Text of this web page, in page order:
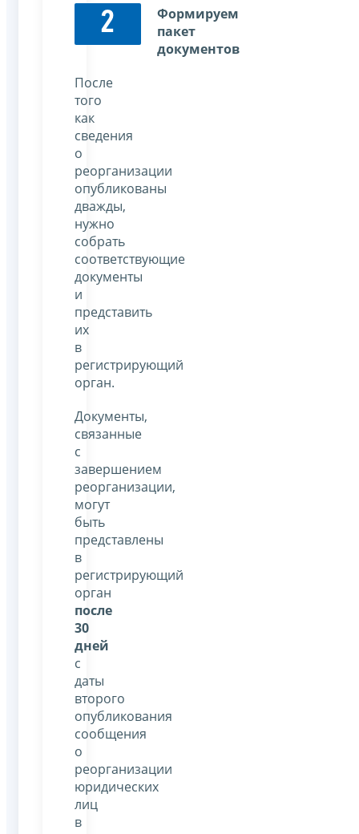
2
Формируем
пакет
документов
После
того
как
сведения
о
реорганизации
опубликованы
дважды,
нужно
собрать
соответствующие
документы
и
представить
их
в
регистрирующий
орган.
Документы,
связанные
с
завершением
реорганизации,
могут
быть
представлены
в
регистрирующий
орган
после
30
дней
с
даты
второго
опубликования
сообщения
о
реорганизации
юридических
лиц
в